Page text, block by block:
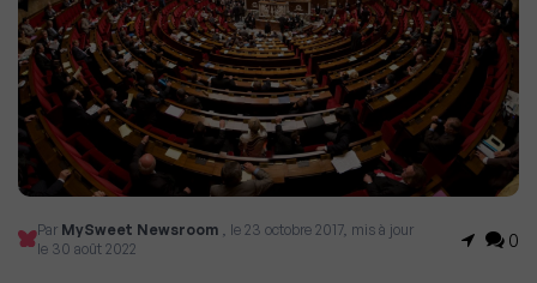
Par MySweet Newsroom , le 23 octobre 2017, mis à jour
le 30 août 2022
0